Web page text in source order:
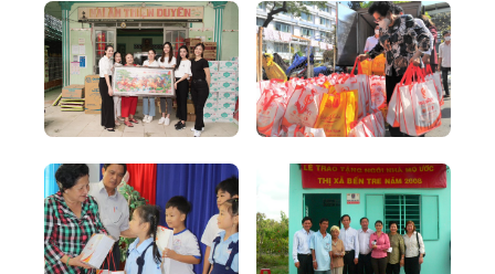
Revive Water Run
FPT – Chuyển đổi số